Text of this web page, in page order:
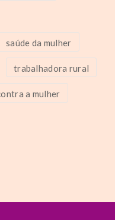
saúde da mulher
trabalhadora rural
a mulher